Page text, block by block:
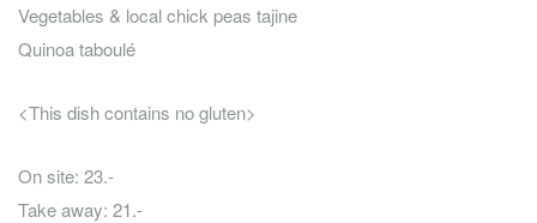
Vegetables & local chick peas tajine
Quinoa taboulé
<This dish contains no gluten>
On site: 23.-
Take away: 21.-